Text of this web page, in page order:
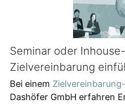
Seminar oder
Zielvereinbarung
Bei einem
Dashöfer GmbH erfahren